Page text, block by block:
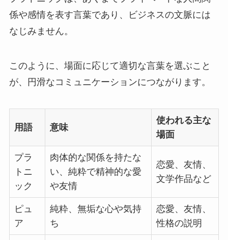
係や感情を表す言葉であり、ビジネスの文脈には
なじみません。
このように、場面に応じて適切な言葉を選ぶこと
が、円滑なコミュニケーションにつながります。
用語 意味
使われる主な
場面
プラ
トニ
ック
肉体的な関係を持たな
い、純粋で精神的な愛
や友情
恋愛、友情、
文学作品など
ピュ
ア
純粋、無垢な心や気持
ち
恋愛、友情、
性格の説明